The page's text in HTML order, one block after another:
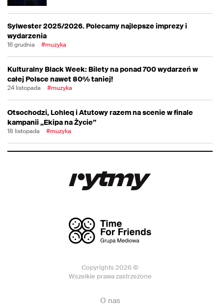
Sylwester 2025/2026. Polecamy najlepsze imprezy i
wydarzenia
16 grudnia #muzyka
Kulturalny Black Week: Bilety na ponad 700 wydarzeń w
całej Polsce nawet 80% taniej!
24 listopada #muzyka
Otsochodzi, Lohleq i Atutowy razem na scenie w finale
kampanii „Ekipa na Życie”
18 listopada #muzyka
Copyrights 2026 ©
Wszelkie prawa zastrzeżone
O nas